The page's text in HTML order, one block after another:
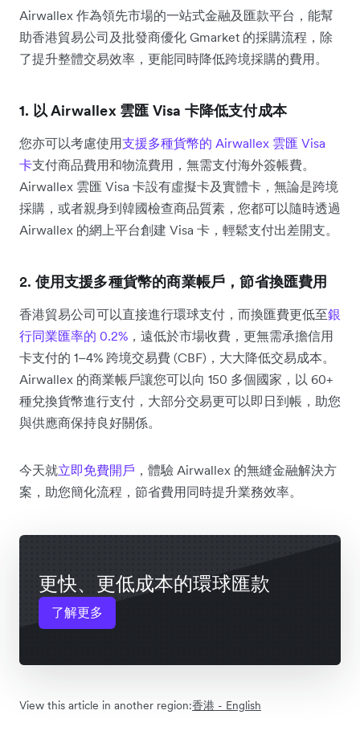
Airwallex 作為領先市場的一站式金融及匯款平台，能幫
助香港貿易公司及批發商優化 Gmarket 的採購流程，除
了提升整體交易效率，更能同時降低跨境採購的費用。
1. 以 Airwallex 雲匯 Visa 卡降低支付成本
您亦可以考慮使用支援多種貨幣的 Airwallex 雲匯 Visa
卡支付商品費用和物流費用，無需支付海外簽帳費。
Airwallex 雲匯 Visa 卡設有虛擬卡及實體卡，無論是跨境
採購，或者親身到韓國檢查商品質素，您都可以隨時透過
Airwallex 的網上平台創建 Visa 卡，輕鬆支付出差開支。
2. 使用支援多種貨幣的商業帳戶，節省換匯費用
香港貿易公司可以直接進行環球支付，而換匯費更低至銀
行同業匯率的 0.2% ，遠低於市場收費，更無需承擔信用
卡支付的 1–4% 跨境交易費 (CBF)，大大降低交易成本。
Airwallex 的商業帳戶讓您可以向 150 多個國家，以 60+
種兌換貨幣進行支付，大部分交易更可以即日到帳，助您
與供應商保持良好關係。
今天就立即免費開戶 ，體驗 Airwallex 的無縫金融解決方
案，助您簡化流程，節省費用同時提升業務效率。
更快、更低成本的環球匯款
了解更多
View this article in another region:香港 - English